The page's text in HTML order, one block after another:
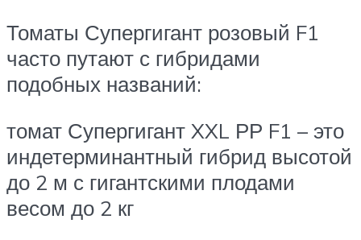
Томаты Супергигант розовый F1
часто путают с гибридами
подобных названий:
томат Супергигант XXL РР F1 – это
индетерминантный гибрид высотой
до 2 м с гигантскими плодами
весом до 2 кг